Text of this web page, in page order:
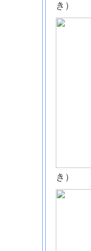
き）
き）